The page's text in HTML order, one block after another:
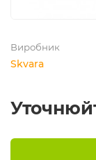
Виробник
Skvara